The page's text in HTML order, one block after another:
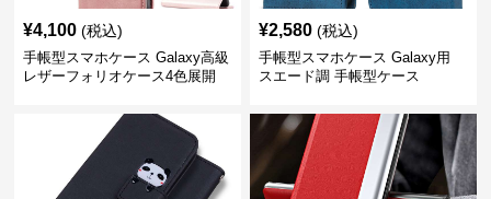
¥4,100 (税込)
手帳型スマホケース Galaxy高級
レザーフォリオケース4色展開
¥2,580 (税込)
手帳型スマホケース Galaxy用
スエード調 手帳型ケース